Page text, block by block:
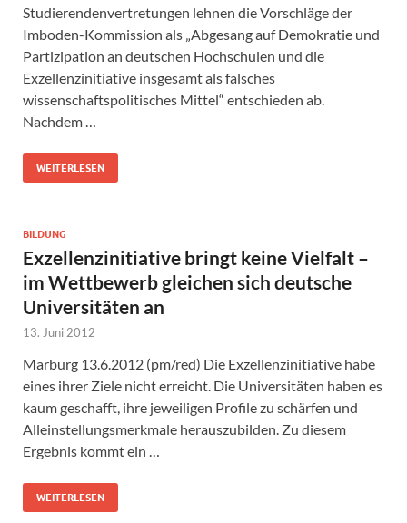
Studierendenvertretungen lehnen die Vorschläge der
Imboden-Kommission als „Abgesang auf Demokratie und
Partizipation an deutschen Hochschulen und die
Exzellenzinitiative insgesamt als falsches
wissenschaftspolitisches Mittel“ entschieden ab.
Nachdem …
WEITERLESEN
BILDUNG
Exzellenzinitiative bringt keine Vielfalt –
im Wettbewerb gleichen sich deutsche
Universitäten an
13. Juni 2012
Marburg 13.6.2012 (pm/red) Die Exzellenzinitiative habe
eines ihrer Ziele nicht erreicht. Die Universitäten haben es
kaum geschafft, ihre jeweiligen Profile zu schärfen und
Alleinstellungsmerkmale herauszubilden. Zu diesem
Ergebnis kommt ein …
WEITERLESEN